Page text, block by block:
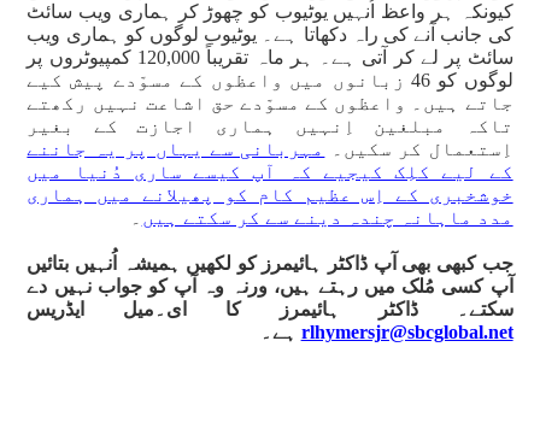
کیونکہ ہر واعظ اُنہیں یوٹیوب کو چھوڑ کر ہماری ویب سائٹ
کی جانب آنے کی راہ دکھاتا ہے۔ یوٹیوب لوگوں کو ہماری ویب
سائٹ پر لے کر آتی ہے۔ ہر ماہ تقریباً 120,000 کمپیوٹروں پر
لوگوں کو 46 زبانوں میں واعظوں کے مسوّدے پیش کیے
جاتے ہیں۔ واعظوں کے مسوّدے حق اشاعت نہیں رکھتے
تاکہ مبلغین اِنہیں ہماری اجازت کے بغیر
اِستعمال کر سکیں۔
مہربانی سے یہاں پر یہ جاننے
کے لیے کلِک کیجیے کہ آپ کیسے ساری دُنیا میں
خوشخبری کے اِس عظیم کام کو پھیلانے میں ہماری
مدد ماہانہ چندہ دینے سے کر سکتے ہیں
جب کبھی بھی آپ ڈاکٹر ہائیمرز کو لکھیں ہمیشہ اُنہیں بتائیں
آپ کسی مُلک میں رہتے ہیں، ورنہ وہ آپ کو جواب نہیں دے
سکتے۔ ڈاکٹر ہائیمرز کا ای۔میل ایڈریس
rlhymersjr@sbcglobal.net ہے۔